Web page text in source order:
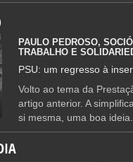
PAULO PEDROSO,
TRABALHO E
PSU: um regresso à
Volto ao tema da
artigo anterior. A
si mesma, uma boa